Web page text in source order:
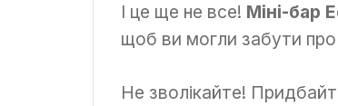
І це ще не все! Міні-бар
щоб ви могли забути про
Не зволікайте!